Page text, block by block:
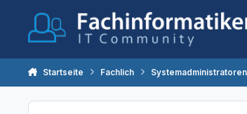
Startseite Fachlich